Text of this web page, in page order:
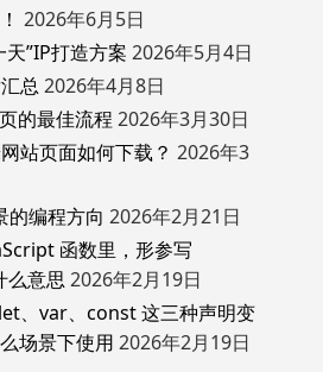
2026年6月5日
”IP打造方案 2026年5月4日
总 2026年4月8日
的最佳流程 2026年3月30日
站页面如何下载？ 2026年3
的编程方向 2026年2月21日
函数里，形参写
么意思 2026年2月19日
、var、const 这三种声明变
场景下使用 2026年2月19日